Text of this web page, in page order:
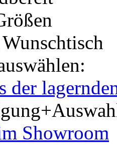
der
Showroom